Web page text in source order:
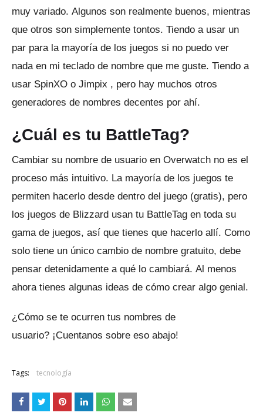
muy variado. Algunos son realmente buenos, mientras
que otros son simplemente tontos. Tiendo a usar un
par para la mayoría de los juegos si no puedo ver
nada en mi teclado de nombre que me guste. Tiendo a
usar SpinXO o Jimpix , pero hay muchos otros
generadores de nombres decentes por ahí.
¿Cuál es tu BattleTag?
Cambiar su nombre de usuario en Overwatch no es el
proceso más intuitivo. La mayoría de los juegos te
permiten hacerlo desde dentro del juego (gratis), pero
los juegos de Blizzard usan tu BattleTag en toda su
gama de juegos, así que tienes que hacerlo allí. Como
solo tiene un único cambio de nombre gratuito, debe
pensar detenidamente a qué lo cambiará. Al menos
ahora tienes algunas ideas de cómo crear algo genial.
¿Cómo se te ocurren tus nombres de
usuario? ¡Cuentanos sobre eso abajo!
Tags: tecnología